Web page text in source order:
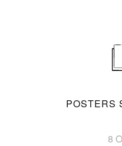
POSTERS
8